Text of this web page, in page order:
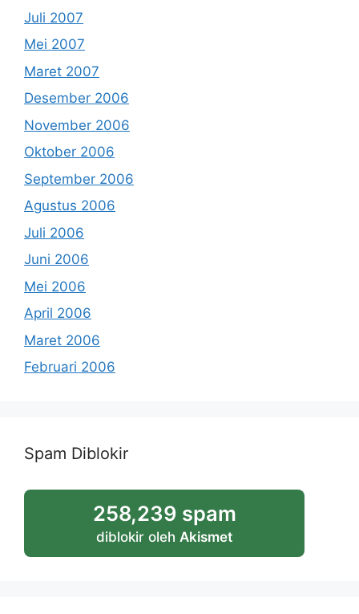
Juli 2007
Mei 2007
Maret 2007
Desember 2006
November 2006
Oktober 2006
September 2006
Agustus 2006
Juli 2006
Juni 2006
Mei 2006
April 2006
Maret 2006
Februari 2006
Spam Diblokir
258,239 spam
diblokir oleh Akismet